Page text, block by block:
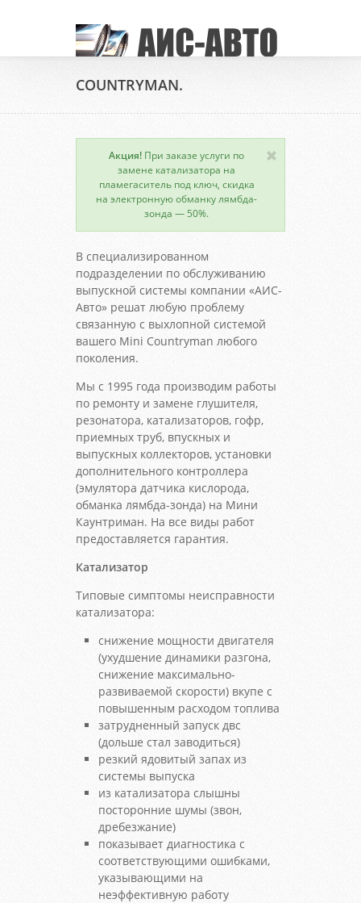
COUNTRYMAN.
Акция! При заказе услуги по
замене катализатора на
пламегаситель под ключ, скидка
на электронную обманку лямбда-
зонда — 50%.
В специализированном
подразделении по обслуживанию
выпускной системы компании «АИС-
Авто» решат любую проблему
связанную с выхлопной системой
вашего Mini Countryman любого
поколения.
Мы с 1995 года производим работы
по ремонту и замене глушителя,
резонатора, катализаторов, гофр,
приемных труб, впускных и
выпускных коллекторов, установки
дополнительного контроллера
(эмулятора датчика кислорода,
обманка лямбда-зонда) на Мини
Каунтриман. На все виды работ
предоставляется гарантия.
Катализатор
Типовые симптомы неисправности
катализатора:
снижение мощности двигателя
(ухудшение динамики разгона,
снижение максимально-
развиваемой скорости) вкупе с
повышенным расходом топлива
затрудненный запуск двс
(дольше стал заводиться)
резкий ядовитый запах из
системы выпуска
из катализатора слышны
посторонние шумы (звон,
дребезжание)
показывает диагностика с
соответствующими ошибками,
указывающими на
неэффективную работу